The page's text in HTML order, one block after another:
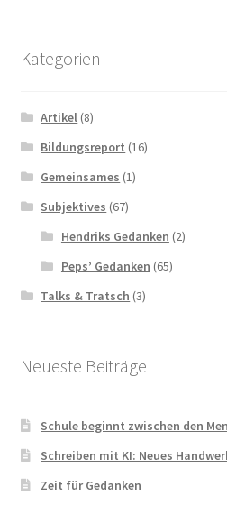
Kategorien
Artikel (8)
Bildungsreport (16)
Gemeinsames (1)
Subjektives (67)
Hendriks Gedanken (2)
Peps’ Gedanken (65)
Talks & Tratsch (3)
Neueste Beiträge
Schule beginnt zwischen den
Schreiben mit KI: Neues
Zeit für Gedanken